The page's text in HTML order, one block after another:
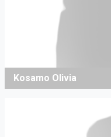
Kosamo Olivia